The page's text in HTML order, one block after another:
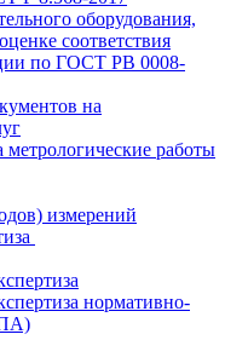
оборудования,
соответствия
по ГОСТ РВ 0008-
на
работы
измерений
нормативно-